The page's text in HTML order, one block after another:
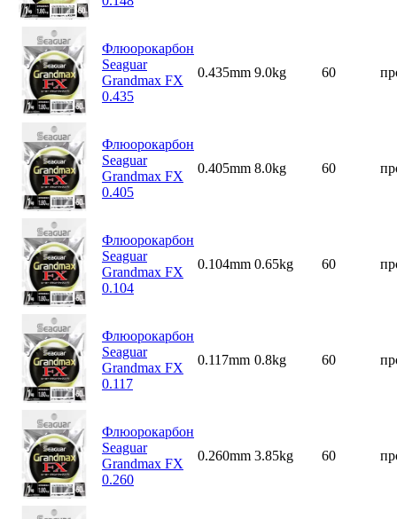
Флюорокарбон
Seaguar
Grandmax FX
0.435
0.435mm 9.0kg 60
Флюорокарбон
Seaguar
Grandmax FX
0.405
0.405mm 8.0kg 60
Флюорокарбон
Seaguar
Grandmax FX
0.104
0.104mm 0.65kg 60
Флюорокарбон
Seaguar
Grandmax FX
0.117
0.117mm 0.8kg 60
Флюорокарбон
Seaguar
Grandmax FX
0.260
0.260mm 3.85kg 60